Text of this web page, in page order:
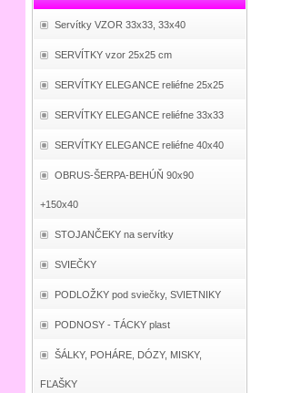
Servítky VZOR 33x33, 33x40
SERVÍTKY vzor 25x25 cm
SERVÍTKY ELEGANCE reliéfne 25x25
SERVÍTKY ELEGANCE reliéfne 33x33
SERVÍTKY ELEGANCE reliéfne 40x40
OBRUS-ŠERPA-BEHÚŇ 90x90
+150x40
STOJANČEKY na servítky
SVIEČKY
PODLOŽKY pod sviečky, SVIETNIKY
PODNOSY - TÁCKY plast
ŠÁLKY, POHÁRE, DÓZY, MISKY,
FĽAŠKY